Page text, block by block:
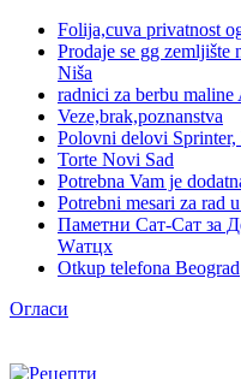
Folija,cuva privatnost
Prodaje se gg zemljište
Niša
radnici za berbu
Veze,brak,poznanstva
Polovni delovi
Torte Novi Sad
Potrebna Vam je
Potrebni mesari za rad
Паметни Сат-Сат за
Wатцх
Otkup telefona Beograd
Огласи